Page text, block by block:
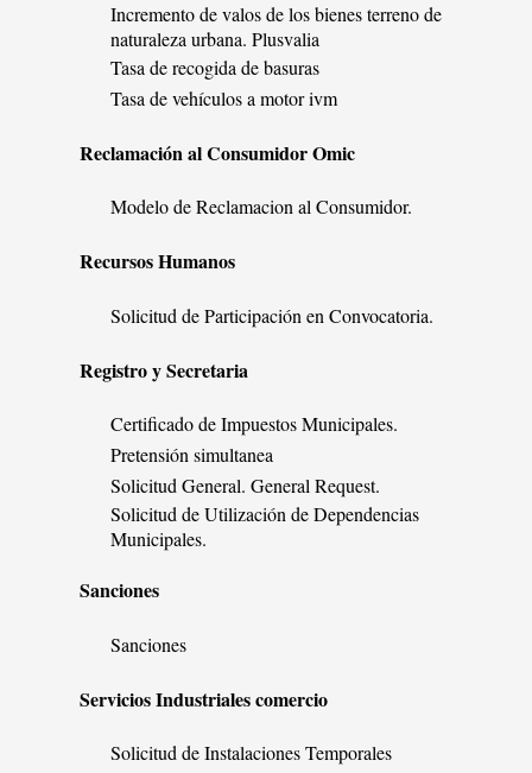
Incremento de valos de los bienes terreno de
naturaleza urbana. Plusvalia
Tasa de recogida de basuras
Tasa de vehículos a motor ivm
Reclamación al Consumidor Omic
Modelo de Reclamacion al Consumidor.
Recursos Humanos
Solicitud de Participación en Convocatoria.
Registro y Secretaria
Certificado de Impuestos Municipales.
Pretensión simultanea
Solicitud General. General Request.
Solicitud de Utilización de Dependencias
Municipales.
Sanciones
Sanciones
Servicios Industriales comercio
Solicitud de Instalaciones Temporales